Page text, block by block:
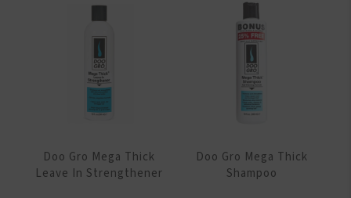
aantal
Doo Gro Mega Thick
Leave In Strengthener
Doo Gro Mega Thick
Shampoo